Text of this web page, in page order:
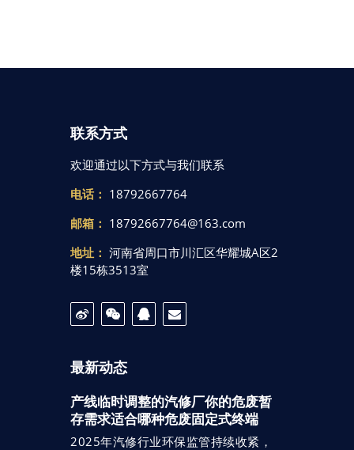
联系方式
欢迎通过以下方式与我们联系
电话： 18792667764
邮箱： 18792667764@163.com
地址： 河南省周口市川汇区华耀城A区2
楼15栋3513室
最新动态
产线临时调整的汽修厂你的危废暂
存需求适合哪种危废固定式终端
2025年汽修行业环保监管持续收紧，